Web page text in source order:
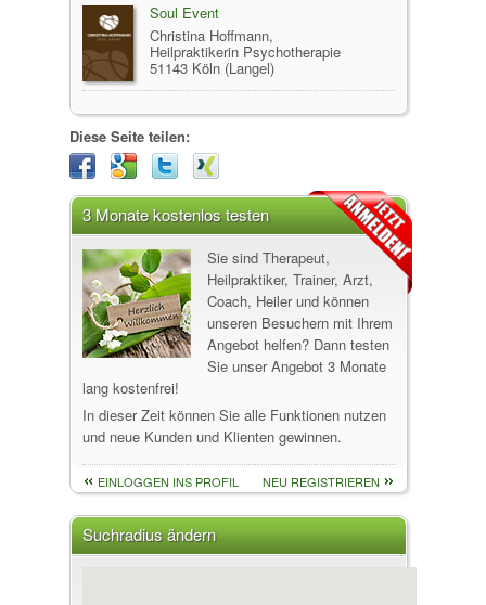
Soul Event
Christina Hoffmann,
Heilpraktikerin Psychotherapie
51143 Köln (Langel)
Diese Seite teilen:
3 Monate kostenlos testen
Sie sind Therapeut,
Heilpraktiker, Trainer, Arzt,
Coach, Heiler und können
unseren Besuchern mit Ihrem
Angebot helfen? Dann testen
Sie unser Angebot 3 Monate
lang kostenfrei!
In dieser Zeit können Sie alle Funktionen nutzen
und neue Kunden und Klienten gewinnen.
EINLOGGEN INS PROFIL NEU REGISTRIEREN
Suchradius ändern